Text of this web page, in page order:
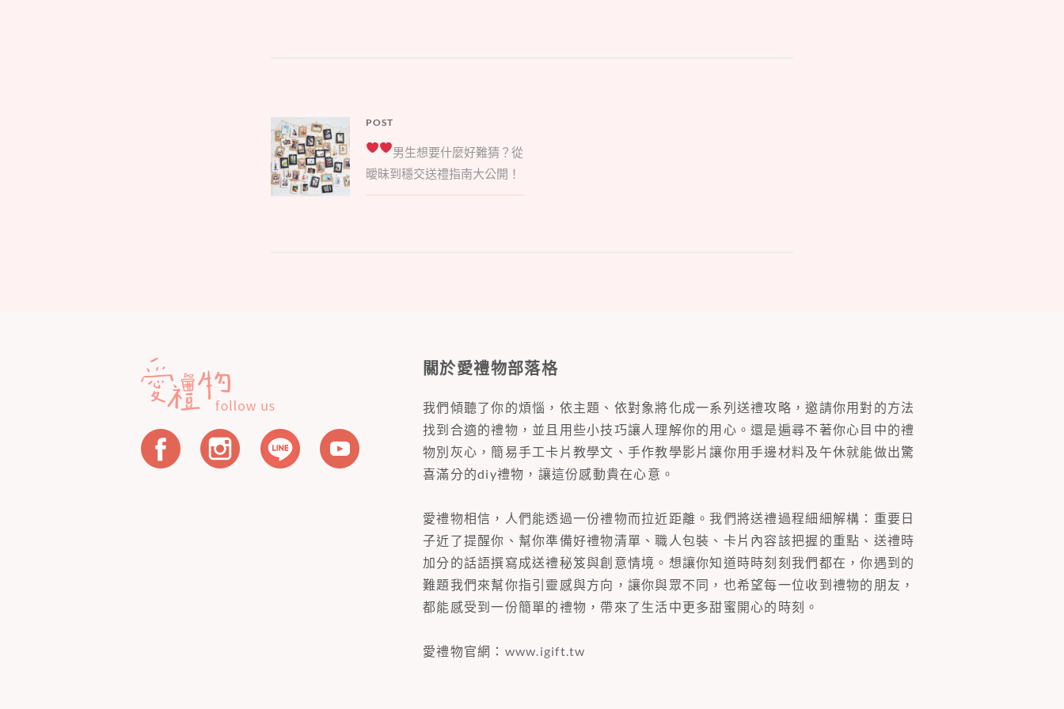
文
章
導
覽
POST
Parent
post:
男生想要什麼好難猜？從
曖昧到穩交送禮指南大公開！
關於愛禮物部落格
我們傾聽了你的煩惱，依主題、依對象將化成一系列送禮攻略，邀請你用對的方法
找到合適的禮物，並且用些小技巧讓人理解你的用心。還是遍尋不著你心目中的禮
物別灰心，簡易手工卡片教學文、手作教學影片讓你用手邊材料及午休就能做出驚
喜滿分的diy禮物，讓這份感動貴在心意。
愛禮物相信，人們能透過一份禮物而拉近距離。我們將送禮過程細細解構：重要日
子近了提醒你、幫你準備好禮物清單、職人包裝、卡片內容該把握的重點、送禮時
加分的話語撰寫成送禮秘笈與創意情境。想讓你知道時時刻刻我們都在，你遇到的
難題我們來幫你指引靈感與方向，讓你與眾不同，也希望每一位收到禮物的朋友，
都能感受到一份簡單的禮物，帶來了生活中更多甜蜜開心的時刻。
愛禮物官網： www.igift.tw